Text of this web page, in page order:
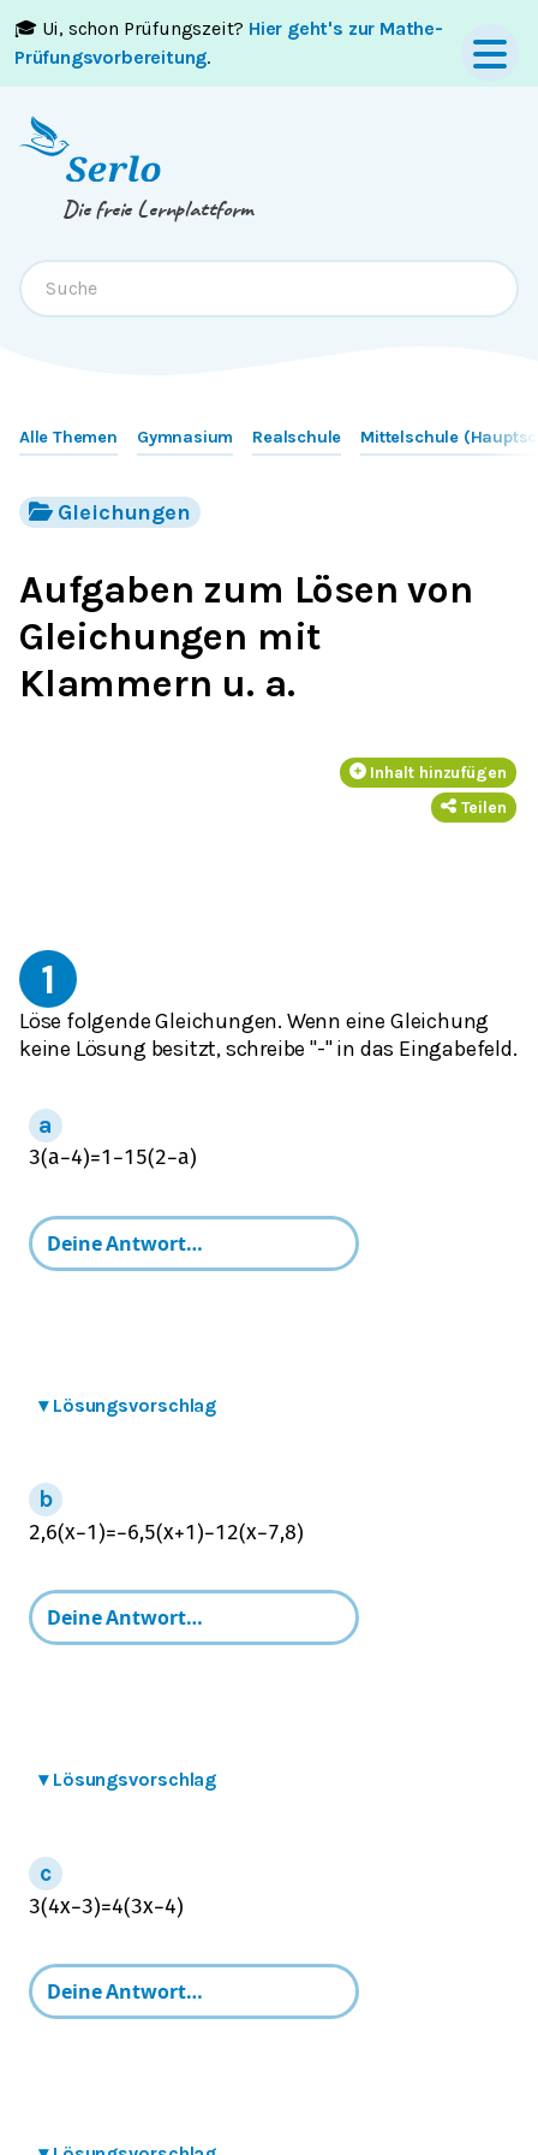
🎓 Ui, schon Prüfungszeit? Hier geht's zur Mathe-
Prüfungsvorbereitung.
Springe zumInhaltoderFooter
Die freie Lernplattform
Alle Themen Gymnasium Realschule Mittelschule
Gleichungen
Aufgaben zum Lösen von
Gleichungen mit
Klammern u. a.
Inhalt hinzufügen
Teilen
1
Löse folgende Gleichungen. Wenn eine Gleichung
keine Lösung besitzt, schreibe "-" in das Eingabefeld.
3(a−4)=1 −1 5(2−a)
▾ Lösungsvorschlag
2,6(x−1 )=−6,5(x+1 )−1 2(x−7,8)
▾ Lösungsvorschlag
3(4x−3)=4(3x−4)